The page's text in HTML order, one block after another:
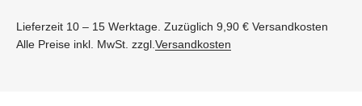
Lieferzeit 10 – 15 Werktage. Zuzüglich 9,90 € Versandkosten
Alle Preise inkl. MwSt. zzgl.Versandkosten